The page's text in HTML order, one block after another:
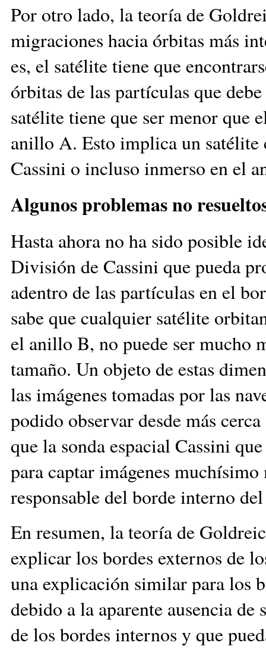
Por otro lado, la teoría de
migraciones hacia órbitas más
es, el satélite tiene que
órbitas de las partículas que
satélite tiene que ser menor que
anillo A. Esto implica un satélite
Cassini o incluso inmerso en el
Algunos problemas no
Hasta ahora no ha sido posible
División de Cassini que pueda
adentro de las partículas en el
sabe que cualquier satélite
el anillo B, no puede ser mucho
tamaño. Un objeto de estas
las imágenes tomadas por las
podido observar desde más
que la sonda espacial Cassini
para captar imágenes
responsable del borde interno
En resumen, la teoría de
explicar los bordes externos de
una explicación similar para los
debido a la aparente ausencia
de los bordes internos y que